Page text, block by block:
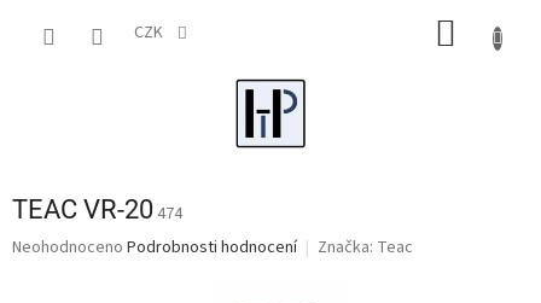
CZK
TEAC VR-20 474
Průměrné
Neohodnoceno Podrobnosti hodnocení Značka: Teac